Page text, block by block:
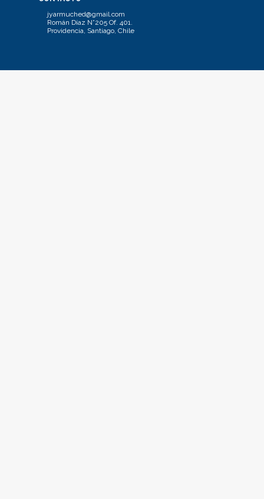
jyarmuched@gmail.com
Román Díaz N°205 Of. 401.
Providencia, Santiago, Chile